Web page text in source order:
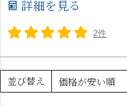
詳細を見る
2件
並び替え 価格が安い順